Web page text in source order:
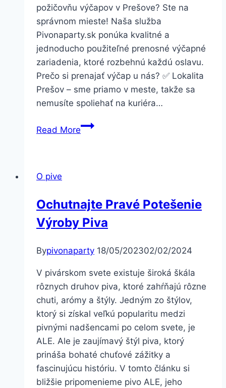
požičovňu výčapov v Prešove? Ste na
správnom mieste! Naša služba
Pivonaparty.sk ponúka kvalitné a
jednoducho použiteľné prenosné výčapné
zariadenia, ktoré rozbehnú každú oslavu.
Prečo si prenajať výčap u nás? ✅ Lokalita
Prešov – sme priamo v meste, takže sa
nemusíte spoliehať na kuriéra…
Read MorePožičovňa
každú
párty,
či
O pive
Ochutnajte Pravé Potešenie
Výroby Piva
Bypivonaparty 18/05/202302/02/2024
V pivárskom svete existuje široká škála
rôznych druhov piva, ktoré zahŕňajú rôzne
chuti, arómy a štýly. Jedným zo štýlov,
ktorý si získal veľkú popularitu medzi
pivnými nadšencami po celom svete, je
ALE. Ale je zaujímavý štýl piva, ktorý
prináša bohaté chuťové zážitky a
fascinujúcu históriu. V tomto článku si
bližšie pripomenieme pivo ALE, jeho